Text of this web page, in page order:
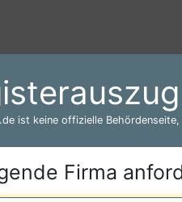
ist keine offizielle
Firma